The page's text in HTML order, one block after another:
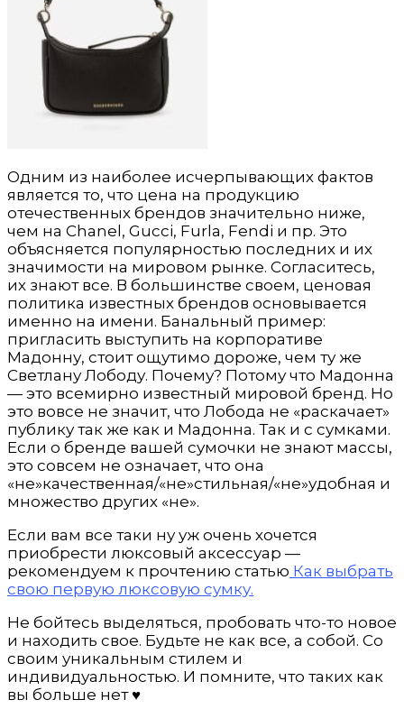
Одним из наиболее исчерпывающих фактов
является то, что цена на продукцию
отечественных брендов значительно ниже,
чем на Chanel, Gucci, Furla, Fendi и пр. Это
объясняется популярностью последних и их
значимости на мировом рынке. Согласитесь,
их знают все. В большинстве своем, ценовая
политика известных брендов основывается
именно на имени. Банальный пример:
пригласить выступить на корпоративе
Мадонну, стоит ощутимо дороже, чем ту же
Светлану Лободу. Почему? Потому что Мадонна
— это всемирно известный мировой бренд. Но
это вовсе не значит, что Лобода не «раскачает»
публику так же как и Мадонна. Так и с сумками.
Если о бренде вашей сумочки не знают массы,
это совсем не означает, что она
«не»качественная/«не»стильная/«не»удобная и
множество других «не».
Если вам все таки ну уж очень хочется
приобрести люксовый аксессуар —
рекомендуем к прочтению статью Как выбрать
свою первую люксовую сумку.
Не бойтесь выделяться, пробовать что-то новое
и находить свое. Будьте не как все, а собой. Со
своим уникальным стилем и
индивидуальностью. И помните, что таких как
вы больше нет ♥️